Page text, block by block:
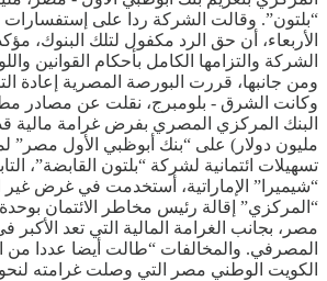
“بلتون”. وقالت الشركة ردا على
الأربعاء، أن حق الرد مكفول لتلك البنوك،
الشركة والتزامها الكامل بأحكام القوانين
ومن جانبها، قررت البورصة المصرية إعادة
وكانت الشرق - بلومبرج، نقلت عن مصادر
مليون دولار) على “بنك أبوظبي الأول مصر”
تسهيلات ائتمانية لشركة “بلتون القابضة”،
“شيميرا” الإماراتية، أستخدمت في غرض
“المركزي” إقالة رئيس مخاطر الائتمان بوحدة
مصر، بجانب الغرامة المالية التي تعد الأكبر
المصرفي. والمخالفات “طالت أيضا عددا من
الكويت الوطني مصر التي وصلت غرامته لنحو 170 مليون جنيه.